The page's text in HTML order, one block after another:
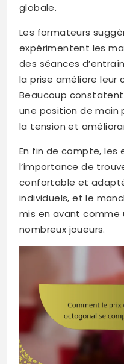
globale.
Les formateurs
expérimentent les
des séances
la prise améliore leur
Beaucoup
une position de main
la tension et
En fin de compte, les
l’importance de
confortable et
individuels, et le
mis en avant comme
nombreux joueurs.